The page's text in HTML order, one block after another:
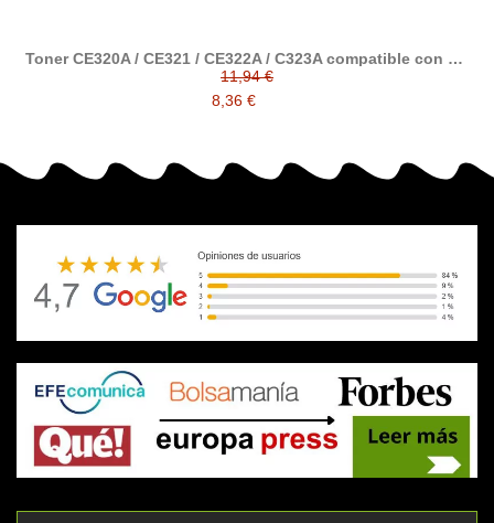
Toner CE320A / CE321 / CE322A / C323A compatible con HP
128
11,94 €
8,36 €